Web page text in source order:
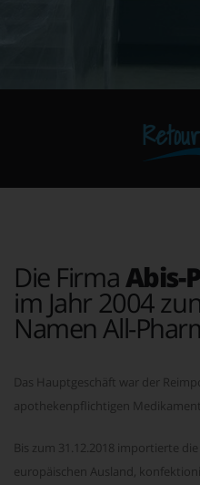
Die Firma Abis-
im Jahr 2004
Namen All-
Das Hauptgeschäft war der
apothekenpflichtigen
Bis zum 31.12.2018 importierte
europäischen Ausland,